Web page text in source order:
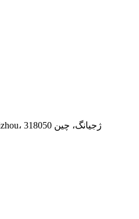
طبقه 20، دفتر A، ساختمان GangTai YiDing، جاده TengDa، Luqiao، Taizhou، ژجیانگ، چین 318050